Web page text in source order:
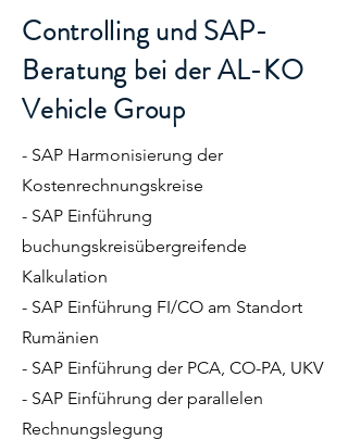
Controlling und SAP-
Beratung bei der AL-KO
Vehicle Group
- SAP Harmonisierung der
Kostenrechnungskreise
- SAP Einführung
buchungskreisübergreifende
Kalkulation
- SAP Einführung FI/CO am Standort
Rumänien
- SAP Einführung der PCA, CO-PA, UKV
- SAP Einführung der parallelen
Rechnungslegung